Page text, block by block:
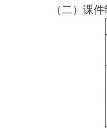
（二）课